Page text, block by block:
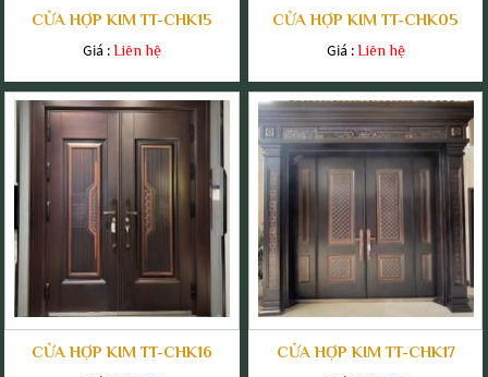
CỬA HỢP KIM TT-CHK15
Giá :Liên hệ
CỬA HỢP KIM TT-CHK05
Giá :Liên hệ
CỬA HỢP KIM TT-CHK16 CỬA HỢP KIM TT-CHK17